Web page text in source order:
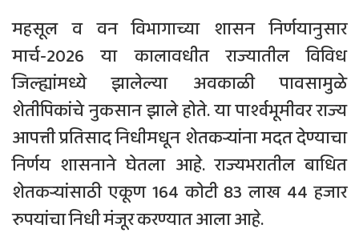
महसूल व वन विभागाच्या शासन निर्णयानुसार
मार्च-2026 या कालावधीत राज्यातील विविध
जिल्ह्यांमध्ये झालेल्या अवकाळी पावसामुळे
शेतीपिकांचे नुकसान झाले होते. या पार्श्वभूमीवर राज्य
आपत्ती प्रतिसाद निधीमधून शेतकऱ्यांना मदत देण्याचा
निर्णय शासनाने घेतला आहे. राज्यभरातील बाधित
शेतकऱ्यांसाठी एकूण 164 कोटी 83 लाख 44 हजार
रुपयांचा निधी मंजूर करण्यात आला आहे.